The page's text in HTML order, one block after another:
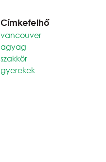
Címkefelhő
vancouver
agyag
szakkör
gyerekek